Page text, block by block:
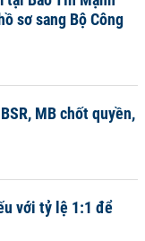
sơ sang Bộ Công
MB chốt quyền,
với tỷ lệ 1:1 để